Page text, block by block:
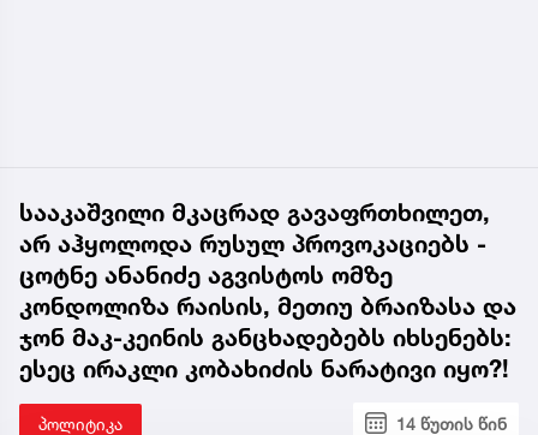
სააკაშვილი მკაცრად გავაფრთხილეთ,
არ აჰყოლოდა რუსულ პროვოკაციებს -
ცოტნე ანანიძე აგვისტოს ომზე
კონდოლიზა რაისის, მეთიუ ბრაიზასა და
ჯონ მაკ-კეინის განცხადებებს იხსენებს:
ესეც ირაკლი კობახიძის ნარატივი იყო?!
პოლიტიკა 14 წუთის წინ